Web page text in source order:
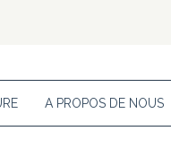
A PROPOS DE NOUS